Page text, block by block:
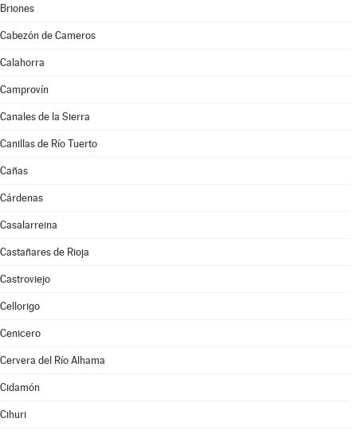
Briones
Cabezón de Cameros
Calahorra
Camprovín
Canales de la Sierra
Canillas de Río Tuerto
Cañas
Cárdenas
Casalarreina
Castañares de Rioja
Castroviejo
Cellorigo
Cenicero
Cervera del Río Alhama
Cidamón
Cihuri